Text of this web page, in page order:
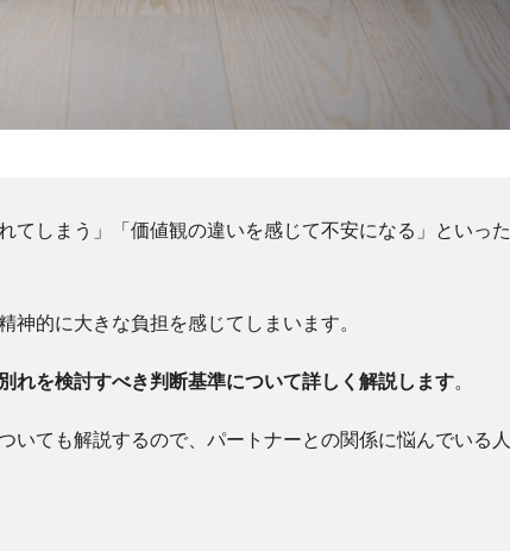
てしまう」「価値観の違いを感じて不安になる」といった
的に大きな負担を感じてしまいます。
れを検討すべき判断基準について詳しく解説します。
いても解説するので、パートナーとの関係に悩んでいる人